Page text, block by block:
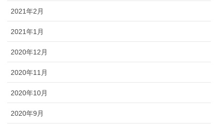
2021年2月
2021年1月
2020年12月
2020年11月
2020年10月
2020年9月